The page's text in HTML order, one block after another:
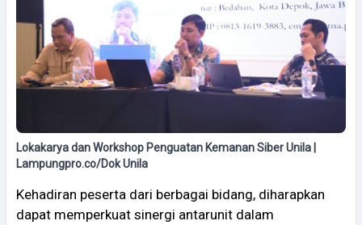
Lokakarya dan Workshop Penguatan Kemanan Siber Unila |
Lampungpro.co/Dok Unila
Kehadiran peserta dari berbagai bidang, diharapkan
dapat memperkuat sinergi antarunit dalam